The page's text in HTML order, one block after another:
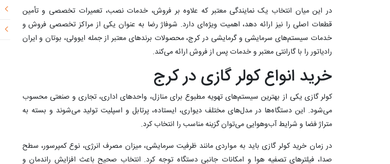
در این میان انتخاب یک نمایندگی معتبر که علاوه بر فروش، خدمات نصب، تعمیرات تخصصی و تأمین
قطعات اصلی را نیز ارائه دهد، اهمیت ویژه‌ای دارد. شوفاژ رضا به عنوان یکی از مراکز تخصصی فروش و
خدمات سیستم‌های سرمایشی و گرمایشی در کرج، محصولات برندهای معتبر از جمله ایوولی، بوتان و ایران
رادیاتور را با گارانتی معتبر و خدمات پس از فروش ارائه می‌کند.
خرید انواع کولر گازی در کرج
کولر گازی یکی از بهترین سیستم‌های تهویه مطبوع برای منازل، واحدهای اداری، تجاری و صنعتی محسوب
می‌شود. این دستگاه‌ها در مدل‌های مختلف دیواری، ایستاده، پرتابل و اسپلیت تولید می‌شوند و بسته به
متراژ فضا و شرایط آب‌وهوایی می‌توان گزینه مناسب را انتخاب کرد.
در زمان خرید کولر گازی باید به مواردی مانند ظرفیت سرمایشی، میزان مصرف انرژی، نوع کمپرسور، سطح
صدا، فیلترهای تصفیه هوا و امکانات جانبی دستگاه توجه کرد. انتخاب صحیح باعث افزایش راندمان و